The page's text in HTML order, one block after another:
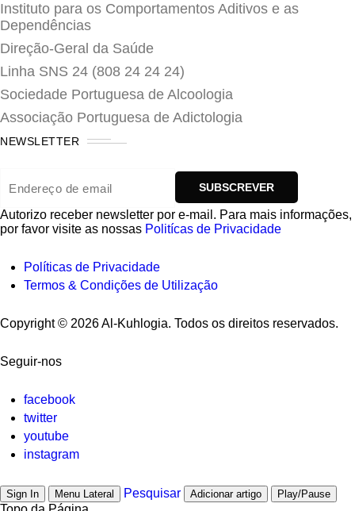
Instituto para os Comportamentos Aditivos e as
Dependências
Direção-Geral da Saúde
Linha SNS 24 (808 24 24 24)
Sociedade Portuguesa de Alcoologia
Associação Portuguesa de Adictologia
NEWSLETTER
Autorizo ​​receber newsletter por e-mail. Para mais informações,
por favor visite as nossas Politícas de Privacidade
Políticas de Privacidade
Termos & Condições de Utilização
Copyright © 2026 Al-Kuhlogia. Todos os direitos reservados.
Seguir-nos
facebook
twitter
youtube
instagram
Sign In Menu Lateral Pesquisar Adicionar artigo Play/Pause